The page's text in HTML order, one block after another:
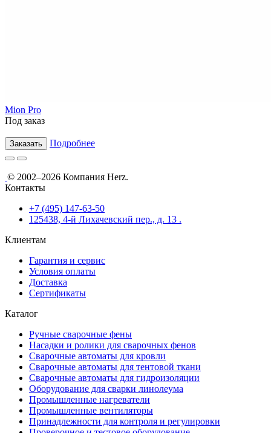
Mion Pro
Под заказ
Заказать Подробнее
© 2002–2026 Компания Herz.
Контакты
+7 (495) 147-63-50
125438, 4-й Лихачевский пер., д. 13 .
Клиентам
Гарантия и сервис
Условия оплаты
Доставка
Сертификаты
Каталог
Ручные сварочные фены
Насадки и ролики для сварочных фенов
Сварочные автоматы для кровли
Сварочные автоматы для тентовой ткани
Сварочные автоматы для гидроизоляции
Оборудование для сварки линолеума
Промышленные нагреватели
Промышленные вентиляторы
Принадлежности для контроля и регулировки